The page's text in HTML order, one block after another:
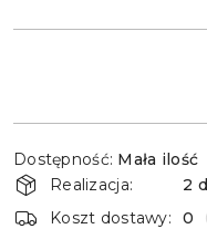
i
dostawa
Dostępność: Mała ilość
Realizacja:
2
Koszt dostawy:
0